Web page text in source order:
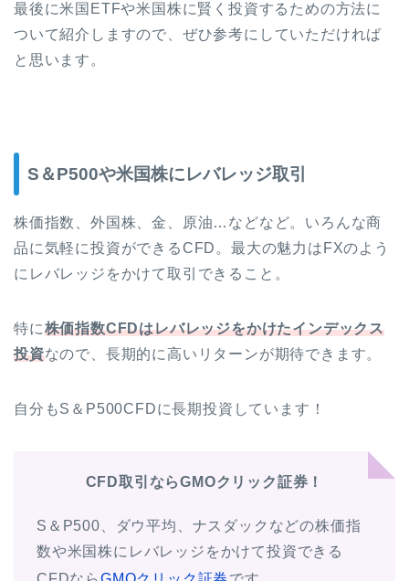
最後に米国ETFや米国株に賢く投資するための方法に
ついて紹介しますので、ぜひ参考にしていただければ
と思います。
S＆P500や米国株にレバレッジ取引
株価指数、外国株、金、原油…などなど。いろんな商
品に気軽に投資ができるCFD。最大の魅力はFXのよう
にレバレッジをかけて取引できること。
特に株価指数CFDはレバレッジをかけたインデックス
投資なので、長期的に高いリターンが期待できます。
自分もS＆P500CFDに長期投資しています！
CFD取引ならGMOクリック証券！
S＆P500、ダウ平均、ナスダックなどの株価指
数や米国株にレバレッジをかけて投資できる